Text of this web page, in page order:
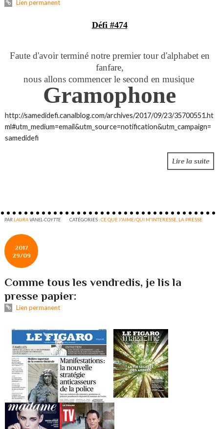
Lien permanent
Défi #474
Faute d'avoir terminé notre premier tour d'alphabet en
fanfare,
nous allons commencer le second en musique
Gramophone
http://samedidefi.canalblog.com/archives/2017/09/23/35700551.ht
ml#utm_medium=email&utm_source=notification&utm_campaign=
samedidefi
Lire la suite
PARLAURAVANEL-COYTTE CATÉGORIES :CE QUE J'AIME/QUI M'INTERESSE LA PRESSE
2017
29/09
Comme tous les vendredis, je lis la
presse papier:
Lien permanent